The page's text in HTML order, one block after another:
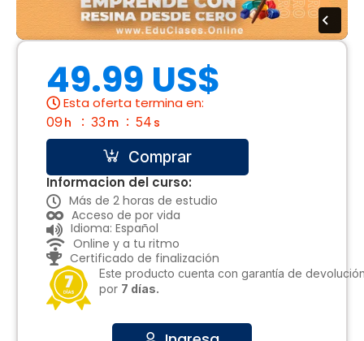
49.99 US$
Esta oferta termina en:
09 h 33 m 53 s
Comprar
Informacion del curso:
Más de 2 horas de estudio
Acceso de por vida
Idioma: Español
Online y a tu ritmo
Certificado de finalización
Este producto cuenta con garantía de
por 7 días.